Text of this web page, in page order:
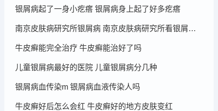
银屑病起了一身小疙瘩 银屑病身上起了好多疙瘩
南京皮肤病研究所银屑病 南京皮肤病研究所看银屑病哪个医生厉害
牛皮癣能完全治疗 牛皮癣能治好了吗
儿童银屑病最好的医院 儿童银屑病分几种
银屑病血传染m 银屑病血液传染人吗
牛皮癣好后怎么会红 牛皮癣好的地方皮肤变红